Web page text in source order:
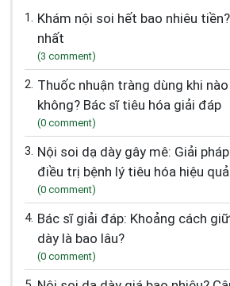
1. Khám nội soi hết bao nhiêu tiền? bảng giá mới
nhất
(3 comment)
2. Thuốc nhuận tràng dùng khi nào và có an toàn
không? Bác sĩ tiêu hóa giải đáp
(0 comment)
3. Nội soi dạ dày gây mê: Giải pháp chẩn đoán và
điều trị bệnh lý tiêu hóa hiệu quả
(0 comment)
4. Bác sĩ giải đáp: Khoảng cách giữa 2 lần nội soi dạ
dày là bao lâu?
(0 comment)